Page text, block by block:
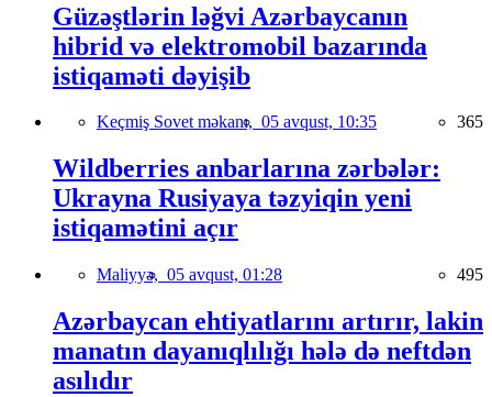
Güzəştlərin ləğvi Azərbaycanın
hibrid və elektromobil bazarında
istiqaməti dəyişib
Keçmiş Sovet məkanı, 05 avqust, 10:35 365
Wildberries anbarlarına zərbələr:
Ukrayna Rusiyaya təzyiqin yeni
istiqamətini açır
Maliyyə, 05 avqust, 01:28 495
Azərbaycan ehtiyatlarını artırır, lakin
manatın dayanıqlılığı hələ də neftdən
asılıdır